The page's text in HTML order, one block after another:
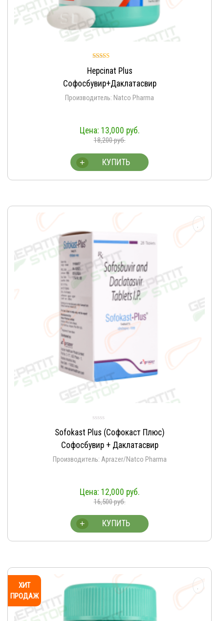
5.00
из 5
Hepcinat Plus
Софосбувир+Даклатасвир
Производитель: Natco Pharma
13,000 руб.
18,200руб.
КУПИТЬ
+
Sofokast Plus (Софокаст Плюс)
Софосбувир + Даклатасвир
Производитель: Aprazer/Natco Pharma
12,000 руб.
16,500руб.
КУПИТЬ
+
ХИТ
ПРОДАЖ